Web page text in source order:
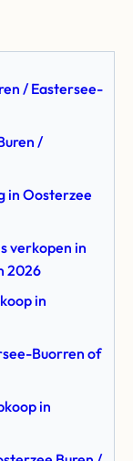
/ Eastersee-
/
in Oosterzee
verkopen in
2026
in
Buorren of
in